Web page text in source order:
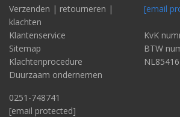
Verzenden | retourneren |
klachten
Klantenservice
Sitemap
Klachtenprocedure
Duurzaam ondernemen
0251-748741
[email protected]
[email
KvK
BTW